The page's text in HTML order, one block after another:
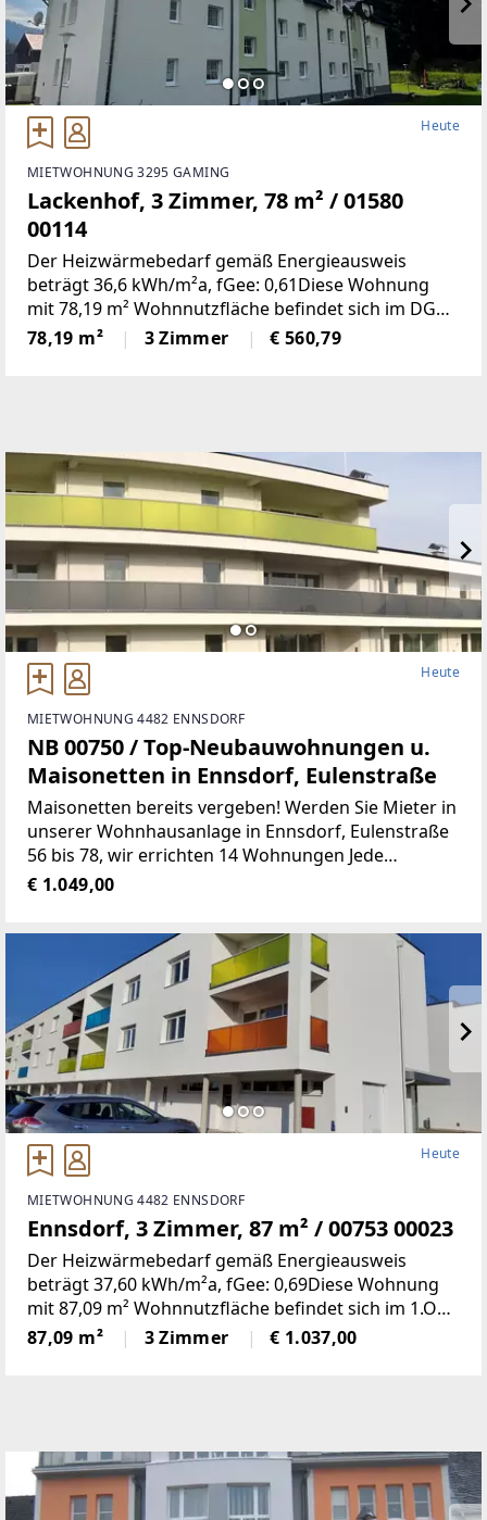
Heute
MIETWOHNUNG 3295 GAMING
Lackenhof, 3 Zimmer, 78 m² / 01580
00114
Der Heizwärmebedarf gemäß Energieausweis
beträgt 36,6 kWh/m²a, fGee: 0,61Diese Wohnung
mit 78,19 m² Wohnnutzfläche befindet sich im DG
und weist folgende Räumlichkeiten
auf:Wohnzimmer, zwei Schlafzimmer, Küche, Bad,
78,19 m² 3 Zimmer € 560,79
Heute
MIETWOHNUNG 4482 ENNSDORF
NB 00750 / Top-Neubauwohnungen u.
Maisonetten in Ennsdorf, Eulenstraße
Maisonetten bereits vergeben! Werden Sie Mieter in
unserer Wohnhausanlage in Ennsdorf, Eulenstraße
56 bis 78, wir errichten 14 Wohnungen Jede
Wohnung verfügt über einen Tiefgaragen-
€ 1.049,00
Heute
MIETWOHNUNG 4482 ENNSDORF
Ennsdorf, 3 Zimmer, 87 m² / 00753 00023
Der Heizwärmebedarf gemäß Energieausweis
beträgt 37,60 kWh/m²a, fGee: 0,69Diese Wohnung
mit 87,09 m² Wohnnutzfläche befindet sich im 1.OG
und weist folgende Räumlichkeiten
auf:Wohnzimmer/Küche, zwei Schlafzimmer, Bad,
87,09 m² 3 Zimmer € 1.037,00